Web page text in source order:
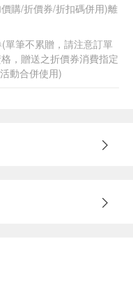
購/折價券/折扣碼併用)離
單筆不累贈，請注意訂單
，贈送之折價券消費指定
動合併使用)